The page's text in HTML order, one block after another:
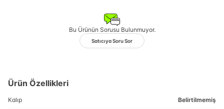
Bu Ürünün Sorusu Bulunmuyor.
Satıcıya Soru Sor
Ürün Özellikleri
Kalıp Belirtilmemiş